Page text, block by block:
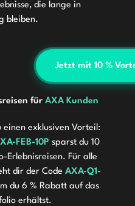
die lange in
bleiben.
Jetzt mit 10 %
für AXA Kunden
einen exklusiven Vorteil:
FEB-10P sparst du 10
Erlebnisreisen. Für alle
dir der Code AXA-Q1-
du 6 % Rabatt auf das
erhältst.